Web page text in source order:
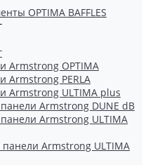
OPTIMA BAFFLES
Armstrong OPTIMA
Armstrong PERLA
Armstrong ULTIMA plus
Armstrong DUNE dB
Armstrong ULTIMA
Armstrong ULTIMA